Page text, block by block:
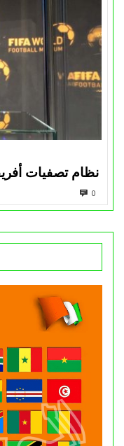
نظام تصفيات
0